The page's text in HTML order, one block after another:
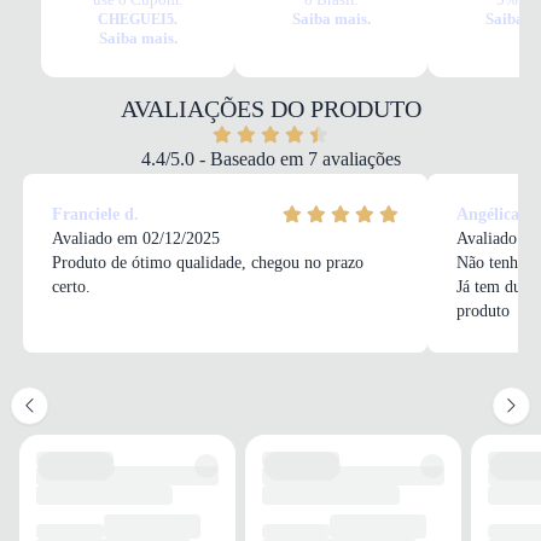
Tudo o que você precisa saber sobre Tênis Olympíkus Acqua Feminino
Preto e Branco
Tecido/Sintético
Drop médio
Cadarço
CHEGUEI5.
Saiba mais.
Saiba mais.
Saiba
AVALIAÇÕES DO PRODUTO
4.4/5.0 - Baseado em 7 avaliações
Franciele d.
Avaliado em 02/12/2025
Produto de ótimo qualidade, chegou no prazo
certo.
Angélica C.
Avaliado
Não tenho
Já tem
produto